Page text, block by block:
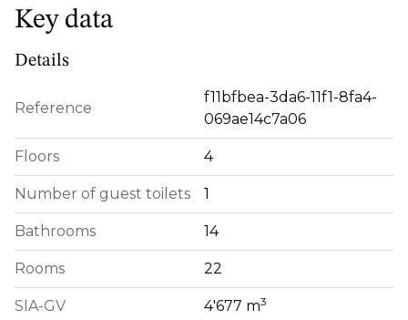
Key data
Details
Reference
f11bfbea-3da6-11f1-8fa4-
069ae14c7a06
Floors 4
Number of guest toilets 1
Bathrooms 14
Rooms 22
SIA-GV 4'677 m3